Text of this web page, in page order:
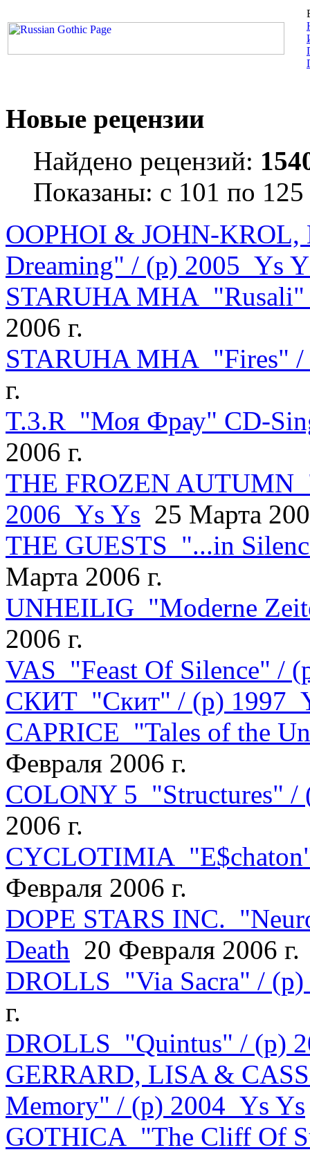
Новые рецензии
Найдено рецензий:
Показаны: с 101 по
OOPHOI & JOHN-
Dreaming" / (p) 2005 Ys
STARUHA MHA
2006 г.
STARUHA MHA "Fires"
г.
T.3.R "Моя Фрау" CD-
2006 г.
THE FROZEN AUTUMN
2006 Ys Ys 25 Марта
THE GUESTS "...in
Марта 2006 г.
UNHEILIG "Moderne
2006 г.
VAS "Feast Of Silence" /
СКИТ "Скит" / (p) 1997
CAPRICE "Tales of the
Февраля 2006 г.
COLONY 5 "Structures"
2006 г.
CYCLOTIMIA
Февраля 2006 г.
DOPE STARS INC.
Death 20 Февраля 2006 г.
DROLLS "Via Sacra" /
г.
DROLLS "Quintus" / (p)
GERRARD, LISA &
Memory" / (p) 2004 Ys Ys
GOTHICA "The Cliff Of